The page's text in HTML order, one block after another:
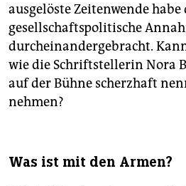
ausgelöste Zeitenwende
gesellschaftspolitische
durcheinandergebracht. Kann
wie die Schriftstellerin Nora
auf der Bühne scherzhaft
nehmen?
Was ist mit den Armen?